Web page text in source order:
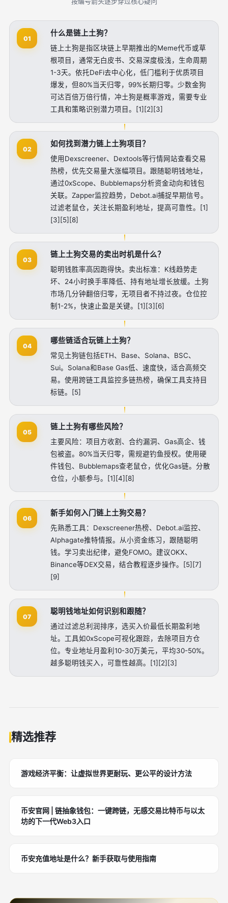
01
什么是链上土狗？
链上土狗是指区块链上早期推出的Meme代币或草
根项目，通常无白皮书、交易深度极浅，生命周期
1-3天。依托DeFi去中心化，低门槛利于优质项目
爆发，但80%当天归零，99%长期归零。少数金狗
可达百倍万倍行情，冲土狗是概率游戏，需要专业
工具和策略识别潜力项目。[1][2][3]
02
如何找到潜力链上土狗项目？
使用Dexscreener、Dextools等行情网站查看交易
热榜，优先交易量大涨幅项目。跟随聪明钱地址，
通过0xScope、Bubblemaps分析资金动向和钱包
关联。Zapper监控趋势，Debot.ai捕捉早期信号。
过滤老鼠仓，关注长期盈利地址，提高可靠性。[1]
[3][5][8]
03
链上土狗交易的卖出时机是什么？
聪明钱胜率高因跑得快。卖出标准：K线趋势走
坏、24小时换手率降低、持有地址增长放缓。土狗
市场几分钟翻倍归零，无项目者不持过夜。仓位控
制1-2%，快速止盈是关键。[1][3][6]
04
哪些链适合玩链上土狗？
常见土狗链包括ETH、Base、Solana、BSC、
Sui。Solana和Base Gas低、速度快，适合高频交
易。使用跨链工具监控多链热榜，确保工具支持目
标链。[5]
05
链上土狗有哪些风险？
主要风险：项目方收割、合约漏洞、Gas高企、钱
包被盗。80%当天归零，需规避钓鱼授权。使用硬
件钱包、Bubblemaps查老鼠仓，优化Gas链。分散
仓位，小额参与。[1][4][8]
06
新手如何入门链上土狗交易？
先熟悉工具：Dexscreener热榜、Debot.ai监控、
AIphagate推特情报。从小资金练习，跟随聪明
钱。学习卖出纪律，避免FOMO。建议OKX、
Binance等DEX交易，结合教程逐步操作。[5][7]
[9]
07
聪明钱地址如何识别和跟随？
通过过滤总利润排序，选买入价最低长期盈利地
址。工具如0xScope可视化跟踪，去除项目方仓
位。专业地址月盈利10-30万美元，平均30-50%。
越多聪明钱买入，可靠性越高。[1][2][3]
精选推荐
游戏经济平衡：让虚拟世界更耐玩、更公平的设计方法
币安官网 | 链抽象钱包：一键跨链，无感交易比特币与以太
坊的下一代Web3入口
币安充值地址是什么？新手获取与使用指南